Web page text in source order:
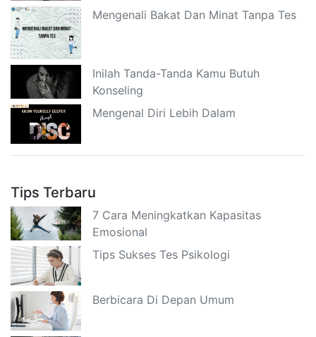
Mengenali Bakat Dan Minat Tanpa Tes
Inilah Tanda-Tanda Kamu Butuh
Konseling
Mengenal Diri Lebih Dalam
Tips Terbaru
7 Cara Meningkatkan Kapasitas
Emosional
Tips Sukses Tes Psikologi
Berbicara Di Depan Umum